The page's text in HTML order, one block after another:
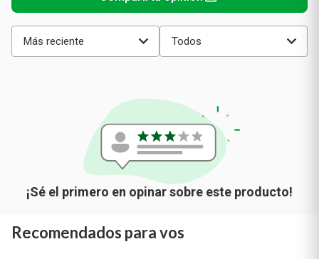
Más reciente Todos
Recomendados para vos